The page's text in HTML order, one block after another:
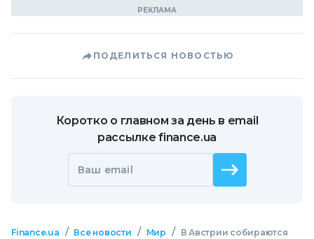
ПОДЕЛИТЬСЯ НОВОСТЬЮ
Коротко о главном за день в email
рассылке finance.ua
Ваш email
Finance.ua / Все новости / Мир /
В Австрии собираются